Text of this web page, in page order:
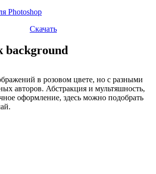
Скачать
background
в розовом цвете, но с разными
авторов. Абстракция и мультяшность,
оформление, здесь можно подобрать